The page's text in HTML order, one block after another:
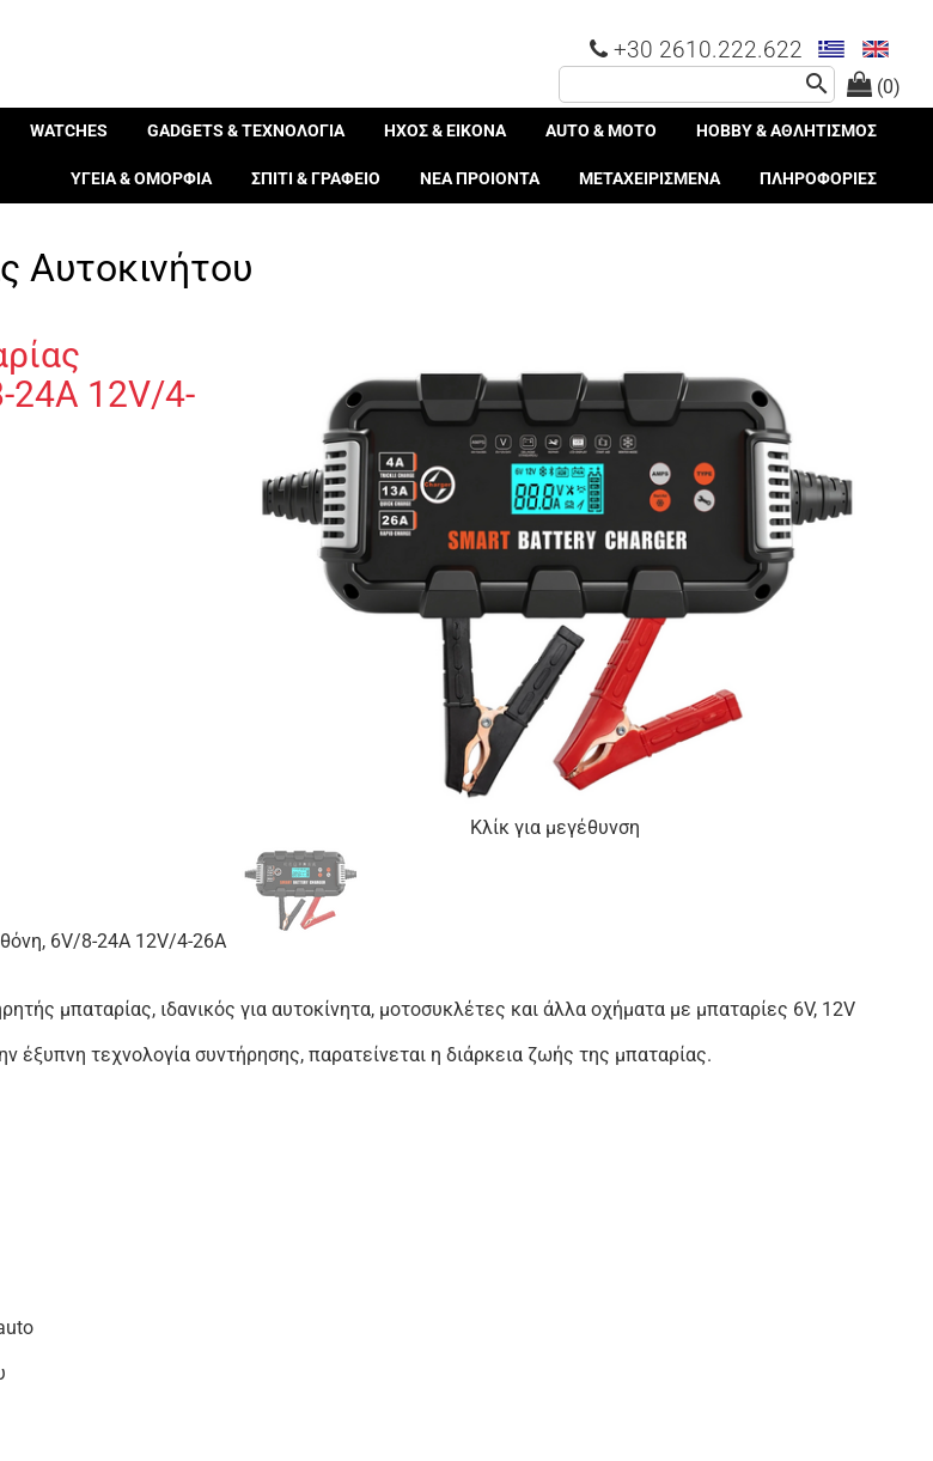
+30 2610.222.622
(0)
search
WATCHES GADGETS & ΤΕΧΝΟΛΟΓΙΑ ΗΧΟΣ & ΕΙΚΟΝΑ AUTO & MOTO HOBBY & ΑΘΛΗΤΙΣΜΟΣ
ΥΓΕΙΑ & ΟΜΟΡΦΙΑ ΣΠΙΤΙ & ΓΡΑΦΕΙΟ ΝΕΑ ΠΡΟΙΟΝΤΑ ΜΕΤΑΧΕΙΡΙΣΜΕΝΑ ΠΛΗΡΟΦΟΡΙΕΣ
Αυτοκινήτου
Κλίκ για μεγέθυνση
24A 12V/4-
6V/8-24A 12V/4-26A
μπαταρίας, ιδανικός για αυτοκίνητα, μοτοσυκλέτες και άλλα οχήματα με μπαταρίες 6V, 12V
τεχνολογία συντήρησης, παρατείνεται η διάρκεια ζωής της μπαταρίας.